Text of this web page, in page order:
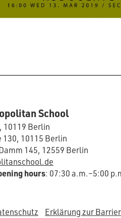
School
10119 Berlin
10115 Berlin
145, 12559 Berlin
hours: 07:30 a.m.–5:00
Erklärung zur